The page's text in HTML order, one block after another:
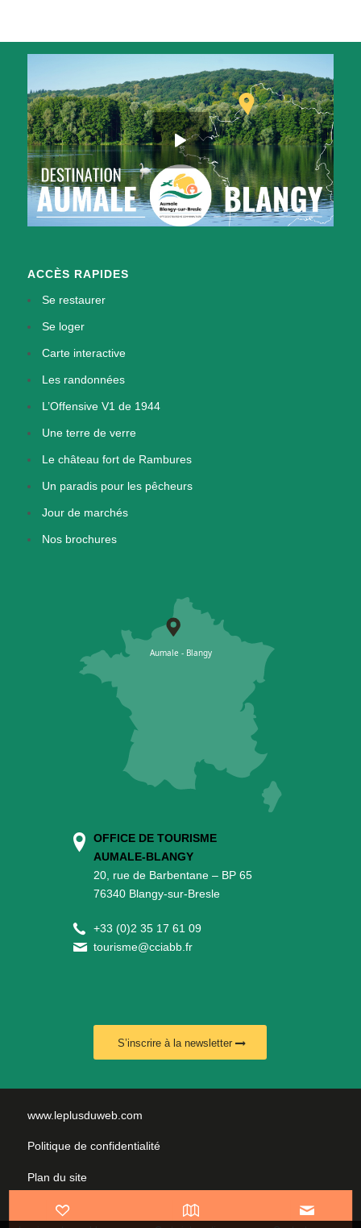
ACCÈS RAPIDES
Se restaurer
Se loger
Carte interactive
Les randonnées
L’Offensive V1 de 1944
Une terre de verre
Le château fort de Rambures
Un paradis pour les pêcheurs
Jour de marchés
Nos brochures
OFFICE DE TOURISME
AUMALE-BLANGY
20, rue de Barbentane – BP 65
76340 Blangy-sur-Bresle
+33 (0)2 35 17 61 09
tourisme@cciabb.fr
S’inscrire à la newsletter
www.leplusduweb.com
Politique de confidentialité
Plan du site
Mentions légales